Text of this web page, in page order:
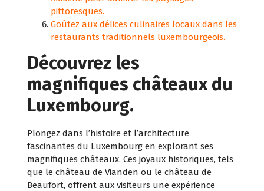
pittoresques.
Goûtez aux délices culinaires locaux dans les
restaurants traditionnels luxembourgeois.
Découvrez les
magnifiques châteaux du
Luxembourg.
Plongez dans l’histoire et l’architecture
fascinantes du Luxembourg en explorant ses
magnifiques châteaux. Ces joyaux historiques, tels
que le château de Vianden ou le château de
Beaufort, offrent aux visiteurs une expérience